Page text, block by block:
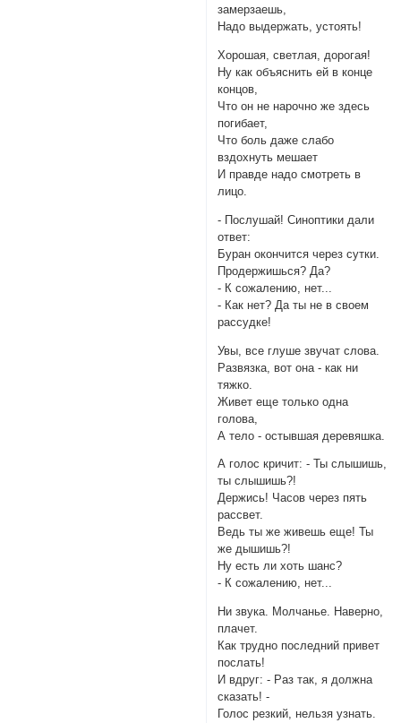
замерзаешь,
Надо выдержать, устоять!
Хорошая, светлая, дорогая!
Ну как объяснить ей в конце
концов,
Что он не нарочно же здесь
погибает,
Что боль даже слабо
вздохнуть мешает
И правде надо смотреть в
лицо.
- Послушай! Синоптики дали
ответ:
Буран окончится через сутки.
Продержишься? Да?
- К сожалению, нет...
- Как нет? Да ты не в своем
рассудке!
Увы, все глуше звучат слова.
Развязка, вот она - как ни
тяжко.
Живет еще только одна
голова,
А тело - остывшая деревяшка.
А голос кричит: - Ты слышишь,
ты слышишь?!
Держись! Часов через пять
рассвет.
Ведь ты же живешь еще! Ты
же дышишь?!
Ну есть ли хоть шанс?
- К сожалению, нет...
Ни звука. Молчанье. Наверно,
плачет.
Как трудно последний привет
послать!
И вдруг: - Раз так, я должна
сказать! -
Голос резкий, нельзя узнать.